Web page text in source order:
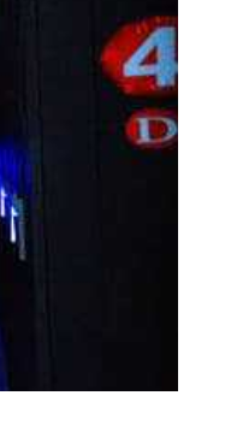
散式事務 | Fescar 品牌
為 Seata